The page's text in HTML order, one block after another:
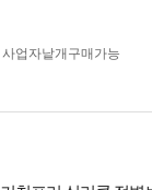
사업자 낱개구매가능